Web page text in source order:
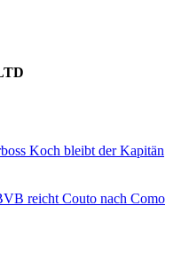
Koch bleibt der Kapitän
reicht Couto nach Como